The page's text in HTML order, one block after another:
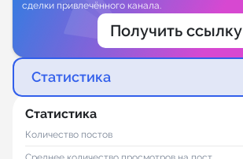
сделки привлечённого канала.
Получить ссылку
Статистика
Статистика
Количество постов